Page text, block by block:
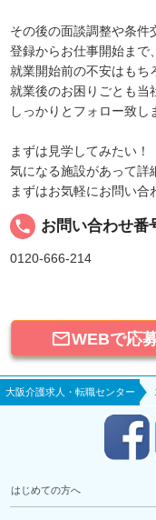
その後の面談調整や条件
登録からお仕事開始まで
就業開始前の不安はもち
就業後のお困りごとも当
しっかりとフォロー致し
まずは見学してみたい！
気になる施設があって詳
まずはお気軽にお問い合
local_phone お問い合わせ番
0120-666-214
WEBで応
大阪介護求人・転職センター
はじめての方へ